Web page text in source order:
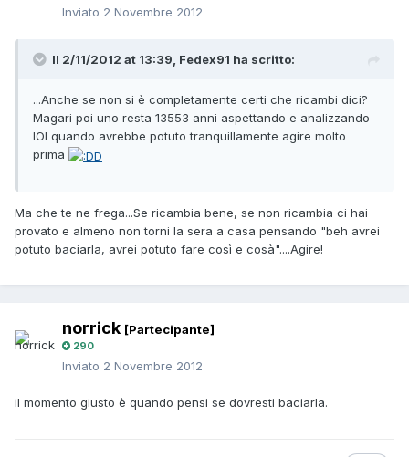
Inviato 2 Novembre 2012
Il 2/11/2012 at 13:39, Fedex91 ha scritto:
...Anche se non si è completamente certi che ricambi dici?
Magari poi uno resta 13553 anni aspettando e analizzando
IOI quando avrebbe potuto tranquillamente agire molto
prima
Ma che te ne frega...Se ricambia bene, se non ricambia ci hai
provato e almeno non torni la sera a casa pensando "beh avrei
potuto baciarla, avrei potuto fare così e cosà"....Agire!
norrick [Partecipante]
290
Inviato 2 Novembre 2012
il momento giusto è quando pensi se dovresti baciarla.